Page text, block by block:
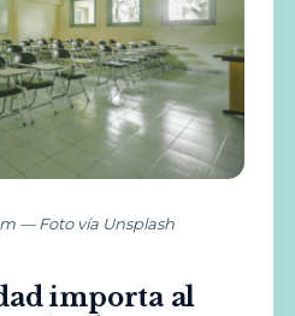
— Foto vía Unsplash
importa al